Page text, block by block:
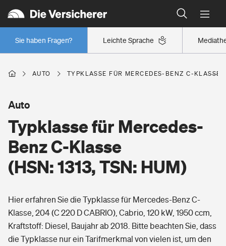
Leichte Sprache
Sie haben Fragen?
Wer versichert was: Jetzt Versicherer finden
Regionalklassen: So ist Ihre Region eingestuft
Wer versichert was: Jetzt Versicherer finden
Berufsunfähigkeitsversicherung
Arbeitsrechtsschutz
Berufshaftpflichtversicherung
Wohnen
Wohngebäudeversicherung
Hausratversicherung
Elementarversicherung
Pri­vate Haft­pflicht­
Rechts­schutz­ver­si­che­rung
Gesundheit
AUTO TYPKLASSE FÜR MERCEDES-BENZ C-KLASSE
Typklasse für Mercedes-
Benz C-Klasse
(HSN: 1313, TSN: HUM)
Auto
Hier erfahren Sie die Typklasse für Mercedes-Benz C-
Klasse, 204 (C 220 D CABRIO), Cabrio, 120 kW, 1950 ccm,
Kraftstoff: Diesel, Baujahr ab 2018. Bitte beachten Sie, dass
die Typklasse nur ein Tarifmerkmal von vielen ist, um den